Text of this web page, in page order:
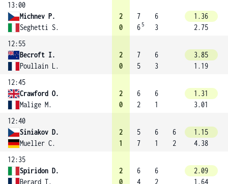
13:00
Michnev P.
Seghetti S.
2
0
7
6 5
6
3
1.36
2.75
12:55
Becroft I.
Poullain L.
2
0
7
5
6
3
3.85
1.19
12:45
Crawford O.
Malige M.
2
0
6
2
6
1
1.31
3.01
12:40
Siniakov D.
Mueller C.
2
1
5
7
6
1
6
2
1.15
4.38
12:35
Spiridon D.
Berard T.
2
0
6
4
6
2
2.09
1.64